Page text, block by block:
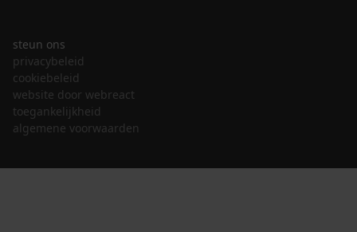
steun ons
privacybeleid
cookiebeleid
website door webreact
toegankelijkheid
algemene voorwaarden